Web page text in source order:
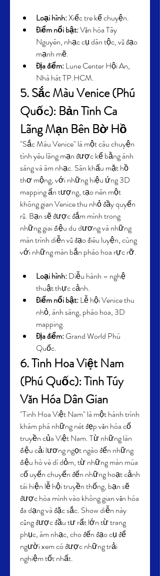
Loại hình: Xiếc tre kể chuyện.
Điểm nổi bật: Văn hóa Tây
Nguyên, nhạc cụ dân tộc, vũ đạo
mạnh mẽ.
Địa điểm: Lune Center Hội An,
Nhà hát TP.HCM.
5. Sắc Màu Venice (Phú
Quốc): Bản Tình Ca
Lãng Mạn Bên Bờ Hồ
"Sắc Màu Venice" là một câu chuyện
tình yêu lãng mạn được kể bằng ánh
sáng và âm nhạc. Sân khấu mặt hồ
thơ mộng, với những hiệu ứng 3D
mapping ấn tượng, tạo nên một
không gian Venice thu nhỏ đầy quyến
rũ. Bạn sẽ được đắm mình trong
những giai điệu du dương và những
màn trình diễn vũ đạo điêu luyện, cùng
với những màn bắn pháo hoa rực rỡ.
Loại hình: Diễu hành – nghệ
thuật thực cảnh.
Điểm nổi bật: Lễ hội Venice thu
nhỏ, ánh sáng, pháo hoa, 3D
mapping.
Địa điểm: Grand World Phú
Quốc.
6. Tinh Hoa Việt Nam
(Phú Quốc): Tinh Túy
Văn Hóa Dân Gian
"Tinh Hoa Việt Nam" là một hành trình
khám phá những nét đẹp văn hóa cổ
truyền của Việt Nam. Từ những làn
điệu cải lương ngọt ngào đến những
điệu hò vè dí dỏm, từ những màn múa
cổ uyển chuyển đến những hoạt cảnh
tái hiện lễ hội truyền thống, bạn sẽ
được hòa mình vào không gian văn hóa
đa dạng và đặc sắc. Show diễn này
cũng được đầu tư rất lớn từ trang
phục, âm nhạc, cho đến đạo cụ để
người xem có được những trải
nghiệm tốt nhất.